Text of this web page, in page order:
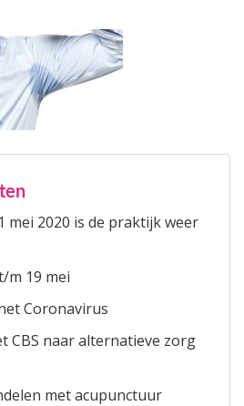
mei 2020 is de praktijk weer
m 19 mei
Coronavirus
CBS naar alternatieve zorg
met acupunctuur